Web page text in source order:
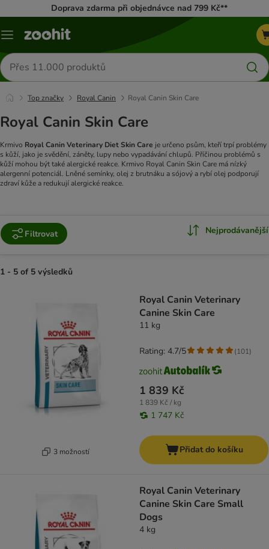
Doprava zdarma při objednávce nad 799 Kč**
Menu
Hledat
produkty
Top značky Royal Canin Royal Canin Skin Care
Royal Canin Skin Care
Krmivo Royal Canin Veterinary Diet Skin Care je určeno psům, kteří trpí problémy
s kůží, jako je svědění, záněty, lupy nebo vypadávání chlupů. Příčinou problémů s
kůží mohou být také alergické reakce. Krmivo Royal Canin Skin Care má nízký
alergenní potenciál. Lněné semínky, olej z brutnáku a sójový a rybí olej podporují
zdraví kůže a redukují alergické reakce.
Filtrovat Nejprodávanější
1 - 5 of 5 výsledků
3 možností
Royal Canin Veterinary
Canine Skin Care
11 kg
1 839 Kč
1 839 Kč / kg
1 747 Kč
Rating: 4.7/5 (101)
Přidat do košíku
Royal Canin Veterinary
Canine Skin Care Small
Dogs
4 kg